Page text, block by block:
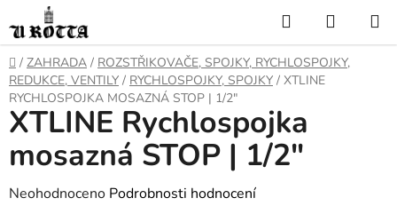
na
obsah
Hledat
KOŠÍK
DOMŮ
/ ZAHRADA / ROZSTŘIKOVAČE, SPOJKY, RYCHLOSPOJKY,
REDUKCE, VENTILY / RYCHLOSPOJKY, SPOJKY / XTLINE
RYCHLOSPOJKA MOSAZNÁ STOP | 1/2"
XTLINE Rychlospojka
mosazná STOP | 1/2"
Průměrné
Neohodnoceno Podrobnosti hodnocení